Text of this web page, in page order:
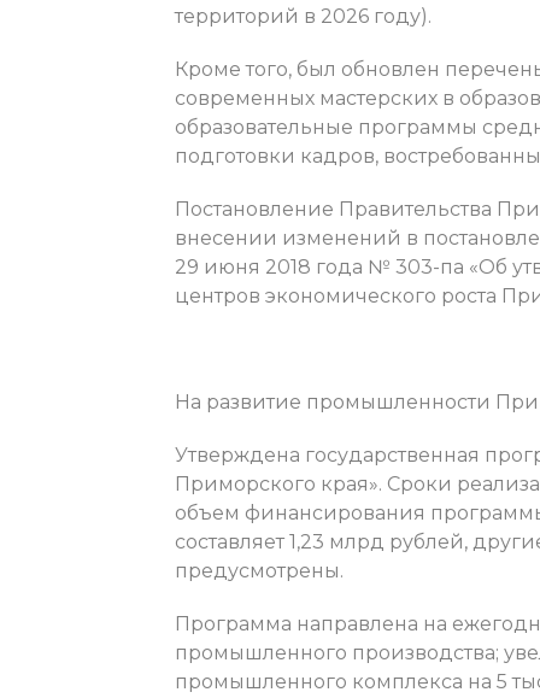
территорий в 2026 году).
Кроме того, был обновлен
современных мастерских в
образовательные программы
подготовки кадров,
Постановление Правительства
внесении изменений в
29 июня 2018 года № 303-па «Об
центров экономического роста
На развитие промышленности
Утверждена государственная
Приморского края». Сроки
объем финансирования
составляет 1,23 млрд рублей,
предусмотрены.
Программа направлена на
промышленного производства;
промышленного комплекса на 5